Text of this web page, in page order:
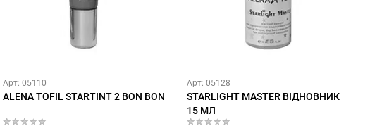
Арт: 05110
ALENA TOFIL STARTINT 2 BON BON
Арт: 05128
STARLIGHT MASTER ВІДНОВНИК
15 МЛ